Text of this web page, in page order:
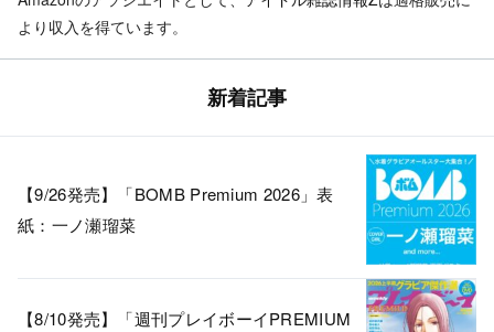
より収入を得ています。
新着記事
【9/26発売】「BOMB Premium 2026」表
紙：一ノ瀬瑠菜
【8/10発売】「週刊プレイボーイPREMIUM